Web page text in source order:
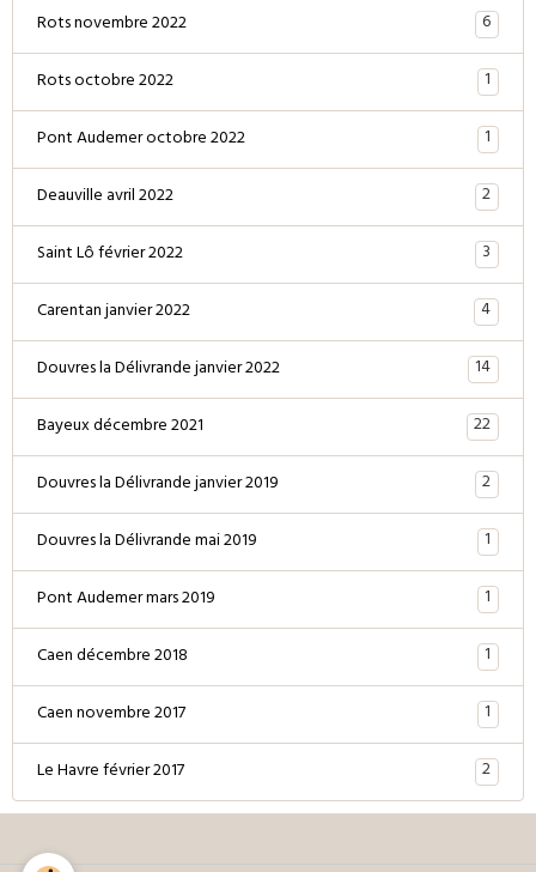
Rots novembre 2022
6
Rots octobre 2022
1
Pont Audemer octobre 2022
1
Deauville avril 2022
2
Saint Lô février 2022
3
Carentan janvier 2022
4
Douvres la Délivrande janvier 2022
14
Bayeux décembre 2021
22
Douvres la Délivrande janvier 2019
2
Douvres la Délivrande mai 2019
1
Pont Audemer mars 2019
1
Caen décembre 2018
1
Caen novembre 2017
1
Le Havre février 2017
2